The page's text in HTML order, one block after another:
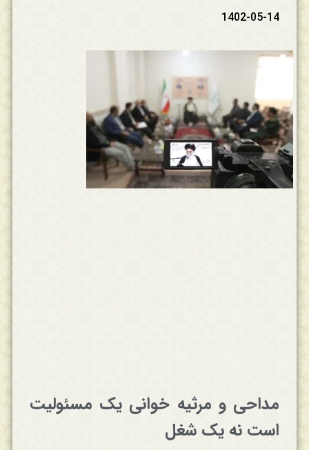
1402-05-14
مداحی و مرثیه خوانی یک مسئولیت
است نه یک شغل